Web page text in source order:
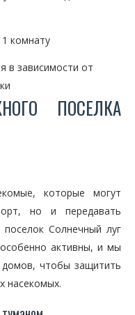
комнату
в зависимости от
ПОСЕЛКА
которые могут
но и передавать
Солнечный луг
активны, и мы
домов, чтобы защитить
насекомых.